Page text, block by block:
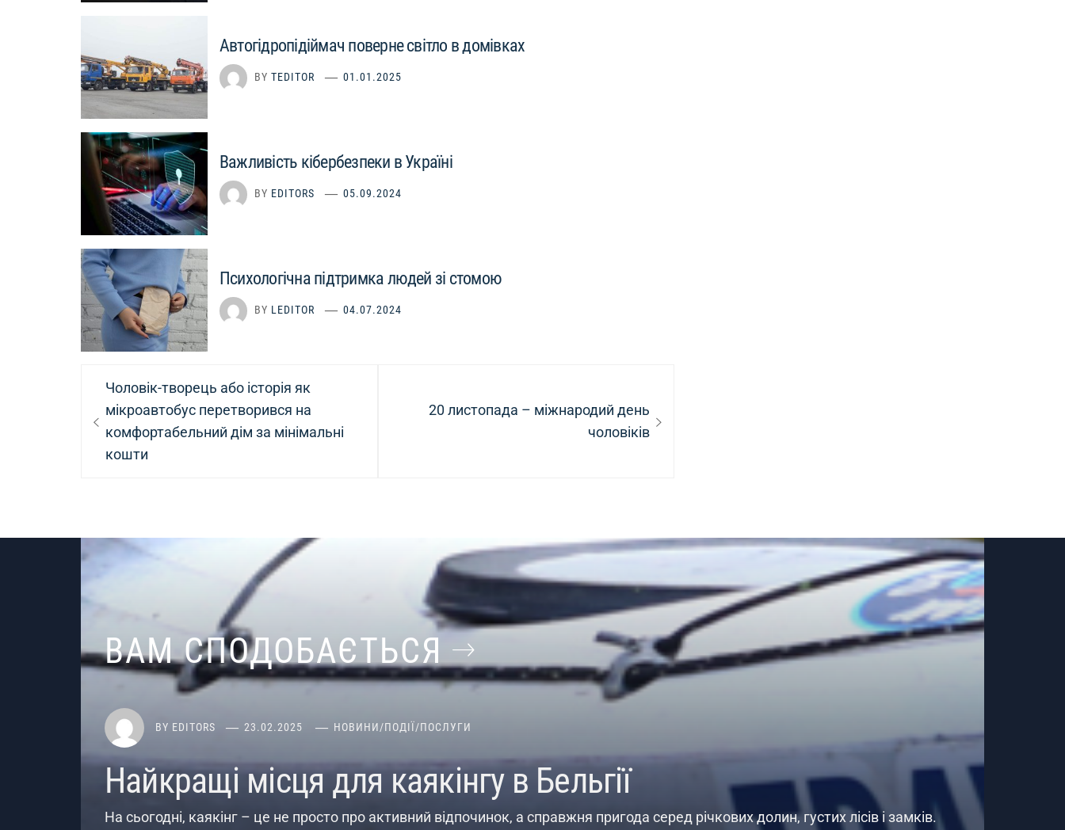
Автогідропідіймач поверне світло в домівках
BY TEDITOR 01.01.2025
Важливість кібербезпеки в Україні
BY EDITORS 05.09.2024
Психологічна підтримка людей зі стомою
BY LEDITOR 04.07.2024
Навігація
записів
Previous
post:
Чоловік-творець або історія як
мікроавтобус перетворився на
комфортабельний дім за мінімальні
кошти
Next
20 листопада – міжнародий день
чоловіків
ВАМ СПОДОБАЄТЬСЯ
BY EDITORS 23.02.2025 НОВИНИ/ПОДІЇ/ПОСЛУГИ
Найкращі місця для каякінгу в Бельгії
На сьогодні, каякінг – це не просто про активний відпочинок, а справжня пригода серед річкових долин, густих лісів і замків.